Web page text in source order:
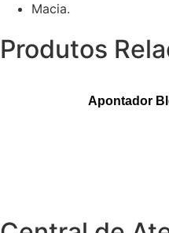
Macia.
Produtos
Apontador